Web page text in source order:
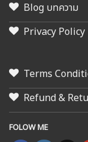
Blog บทความ
Privacy Policy
Terms
Refund &
FOLOW ME